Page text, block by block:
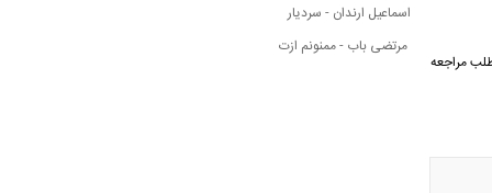
به ادامه مطلب مراجعه
اسماعیل ارندان - سردیار
مرتضی باب - ممنونم ازت